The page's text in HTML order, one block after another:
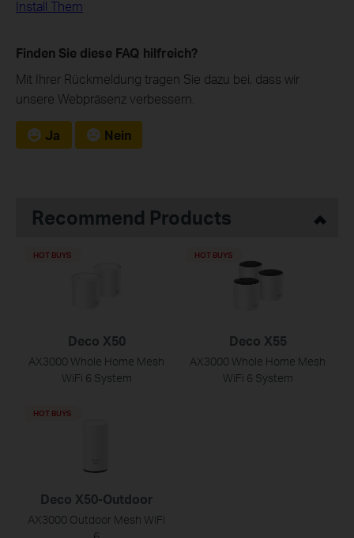
Install Them
Finden Sie diese FAQ hilfreich?
Mit Ihrer Rückmeldung tragen Sie dazu bei, dass wir
unsere Webpräsenz verbessern.
Ja Nein
Recommend Products
Deco X50
AX3000 Whole Home Mesh
WiFi 6 System
HOT BUYS
Deco X55
AX3000 Whole Home Mesh
WiFi 6 System
HOT BUYS
Deco X50-Outdoor
AX3000 Outdoor Mesh WiFi
HOT BUYS